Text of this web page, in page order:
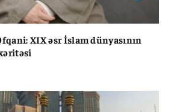
XIX əsr İslam dünyasının